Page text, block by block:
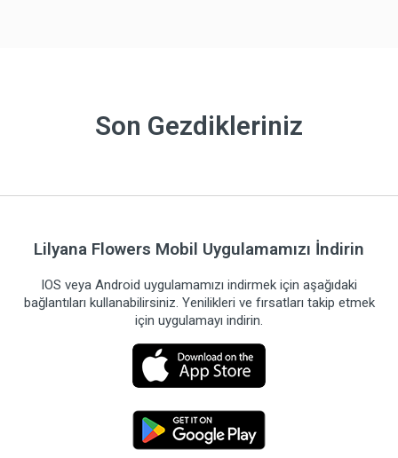
Son Gezdikleriniz
Lilyana Flowers Mobil Uygulamamızı İndirin
IOS veya Android uygulamamızı indirmek için aşağıdaki
bağlantıları kullanabilirsiniz. Yenilikleri ve fırsatları takip etmek
için uygulamayı indirin.